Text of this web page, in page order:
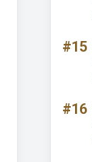
#15
#16